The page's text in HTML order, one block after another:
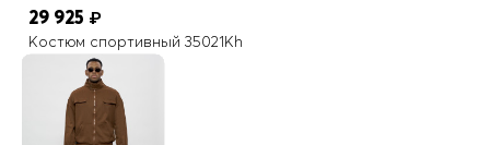
29 925 ₽
Костюм спортивный 35021Kh